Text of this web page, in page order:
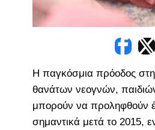
Η παγκόσμια πρόοδος
θανάτων νεογνών,
μπορούν να προληφθούν
σημαντικά μετά το 2015,